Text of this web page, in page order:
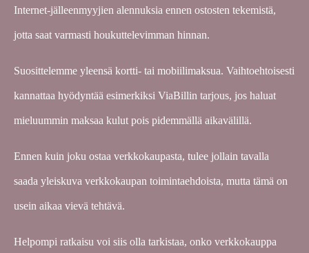
Internet-jälleenmyyjien alennuksia ennen ostosten tekemistä,
jotta saat varmasti houkuttelevimman hinnan.
Suosittelemme yleensä kortti- tai mobiilimaksua. Vaihtoehtoisesti
kannattaa hyödyntää esimerkiksi ViaBillin tarjous, jos haluat
mieluummin maksaa kulut pois pidemmällä aikavälillä.
Ennen kuin joku ostaa verkkokaupasta, tulee jollain tavalla
saada yleiskuva verkkokaupan toimintaehdoista, mutta tämä on
usein aikaa vievä tehtävä.
Helpompi ratkaisu voi siis olla tarkistaa, onko verkkokauppa